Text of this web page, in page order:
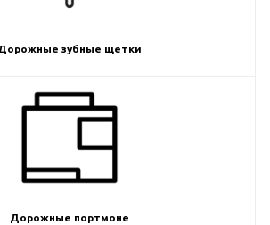
зубные щетки
Дорожные портмоне